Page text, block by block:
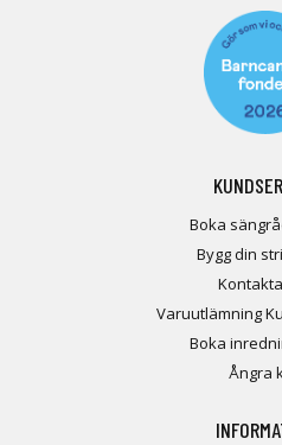
Boka
Bygg din
Varuutlämning
Boka
Ångra